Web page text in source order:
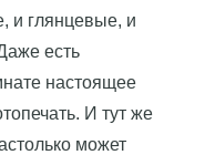
и глянцевые, и
есть
настоящее
И тут же
может